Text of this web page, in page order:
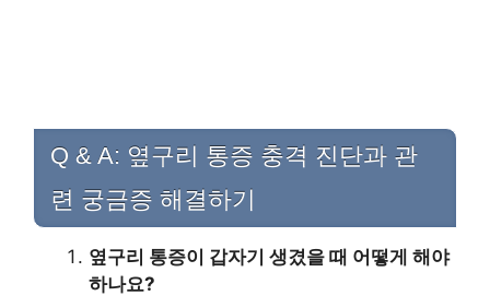
Q & A: 옆구리 통증 충격 진단과 관
련 궁금증 해결하기
옆구리 통증이 갑자기 생겼을 때 어떻게 해야
하나요?